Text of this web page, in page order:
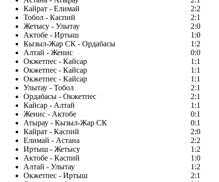
Кайрат - Елимай
2:2
Тобол - Каспий
2:1
Жетысу - Улытау
2:0
Актобе - Иртыш
1:0
Кызыл-Жар СК - Ордабасы
1:2
Алтай - Женис
0:0
Окжетпес - Кайсар
1:1
Окжетпес - Кайсар
1:1
Окжетпес - Кайсар
1:1
Улытау - Тобол
2:1
Ордабасы - Окжетпес
2:1
Кайсар - Алтай
1:1
Женис - Актобе
0:1
Атырау - Кызыл-Жар СК
0:1
Кайрат - Каспий
2:0
Елимай - Астана
2:2
Иртыш - Жетысу
1:2
Актобе - Каспий
1:0
Алтай - Улытау
1:2
Окжетпес - Иртыш
2:1